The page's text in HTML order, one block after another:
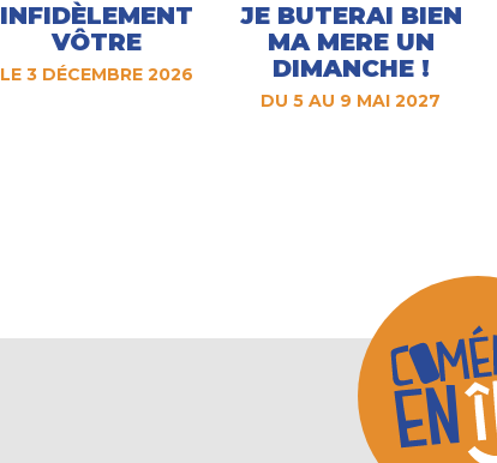
INFIDÈLEMENT
VÔTRE
LE 3 DÉCEMBRE 2026
JE BUTERAI BIEN
MA MERE UN
DIMANCHE !
DU 5 AU 9 MAI 2027